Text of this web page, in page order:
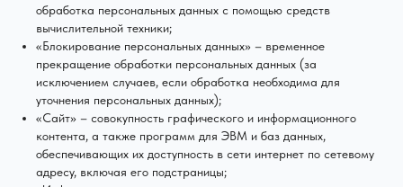
обработка персональных данных с помощью средств
вычислительной техники;
«Блокирование персональных данных» – временное
прекращение обработки персональных данных (за
исключением случаев, если обработка необходима для
уточнения персональных данных);
«Сайт» – совокупность графического и информационного
контента, а также программ для ЭВМ и баз данных,
обеспечивающих их доступность в сети интернет по сетевому
адресу, включая его подстраницы;